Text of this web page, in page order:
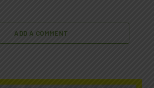
ADD A COMMENT